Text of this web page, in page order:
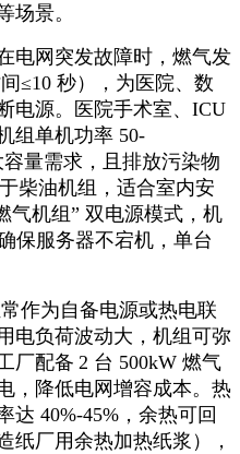
场景。
电网突发故障时，燃气发
≤10 秒），为医院、数
电源。医院手术室、 ICU
组单机功率 50-
容量需求，且排放污染物
柴油机组，适合室内安
气机组” 双电源模式，机
保服务器不宕机，单台
作为自备电源或热电联
电负荷波动大，机组可弥
厂配备 2 台 500kW 燃气
，降低电网增容成本。热
达 40%-45% ，余热可回
纸厂用余热加热纸浆），